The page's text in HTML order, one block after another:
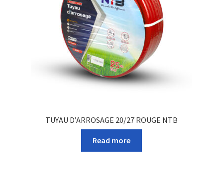
TUYAU D’ARROSAGE 20/27 ROUGE NTB
Read more